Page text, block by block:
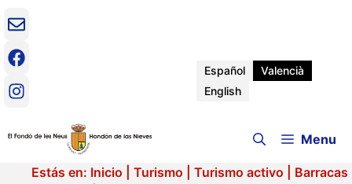
Vés
contingut
Español
Valencià
English
Menu
Estás en: Inicio Turismo Turismo activo
Barracas